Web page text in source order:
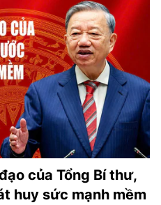
của Tổng Bí thư,
huy sức mạnh mềm